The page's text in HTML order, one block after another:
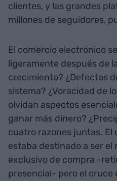
clientes, y las grandes
millones de seguidores,
El comercio electrónico
ligeramente después de
crecimiento? ¿Defectos
sistema? ¿Voracidad de
olvidan aspectos
ganar más dinero?
cuatro razones juntas. El
estaba destinado a ser el
exclusivo de compra -
presencial- pero el cruce